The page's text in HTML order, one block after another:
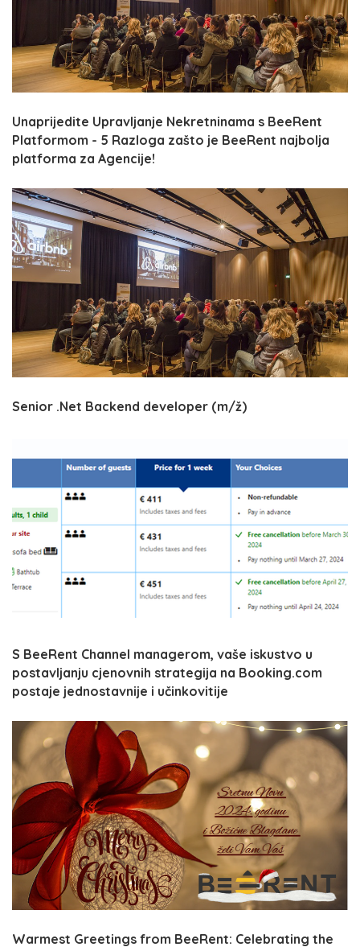
Unaprijedite Upravljanje Nekretninama s BeeRent
Platformom - 5 Razloga zašto je BeeRent najbolja
platforma za Agencije!
Senior .Net Backend developer (m/ž)
S BeeRent Channel managerom, vaše iskustvo u
postavljanju cjenovnih strategija na Booking.com
postaje jednostavnije i učinkovitije
Warmest Greetings from BeeRent: Celebrating the